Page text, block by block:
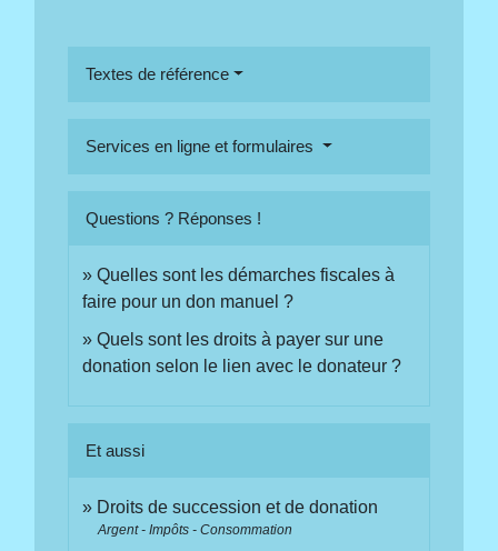
Textes de référence
Services en ligne et formulaires
Questions ? Réponses !
Quelles sont les démarches fiscales à
faire pour un don manuel ?
Quels sont les droits à payer sur une
donation selon le lien avec le donateur ?
Et aussi
Droits de succession et de donation
Argent - Impôts - Consommation